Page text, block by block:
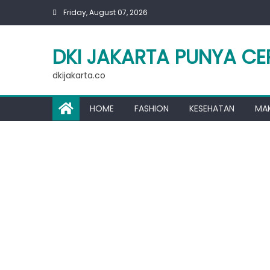
Friday, August 07, 2026
DKI JAKARTA PUNYA
dkijakarta.co
HOME FASHION KESEHATAN